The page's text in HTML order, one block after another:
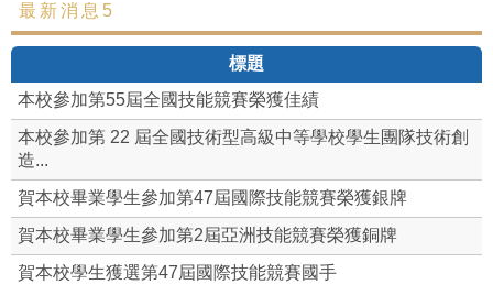
最新消息
工作職掌
實習組
就業輔導組
最新消息5
標題
本校參加第55屆全國技能競賽榮獲佳績
本校參加第 22 屆全國技術型高級中等學校學生團隊技術創
造...
賀本校畢業學生參加第47屆國際技能競賽榮獲銀牌
賀本校畢業學生參加第2屆亞洲技能競賽榮獲銅牌
賀本校學生獲選第47屆國際技能競賽國手